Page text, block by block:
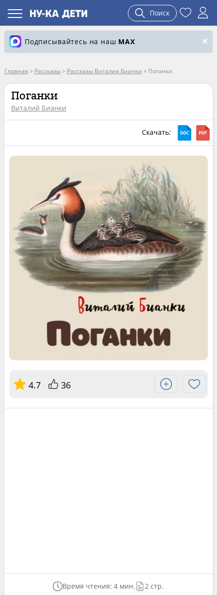
Поиск
Подписывайтесь на наш MAX
Главная > Рассказы > Рассказы Виталия Бианки > Поганки
Поганки
Виталий Бианки
Скачать:
4.7 36
Время чтения: 4 мин. 2 стр.